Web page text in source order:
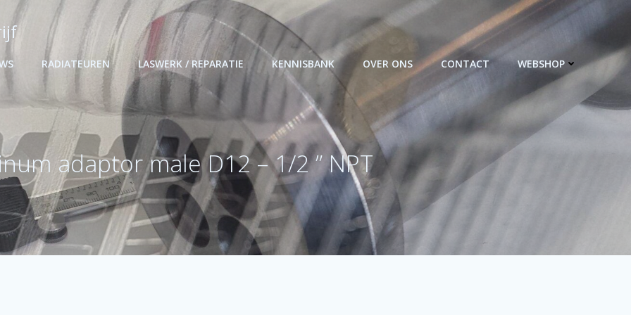
RADIATEUREN LASWERK / REPARATIE KENNISBANK OVER ONS CONTACT WEBSHOP
adaptor male D12 – 1/2 ” NPT